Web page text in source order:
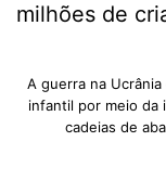
milhões de
A guerra na
infantil por meio da
cadeias de